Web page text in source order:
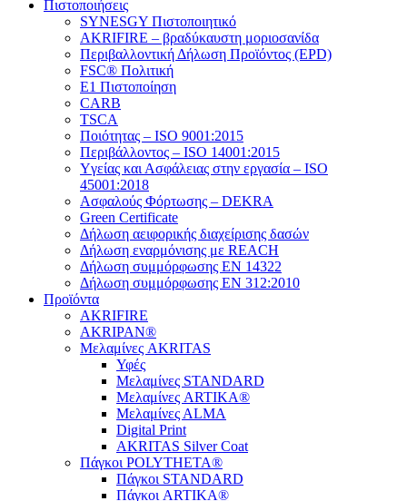
Πιστοποιήσεις
SYNESGY Πιστοποιητικό
AKRIFIRE – βραδύκαυστη μοριοσανίδα
Περιβαλλοντική Δήλωση Προϊόντος (EPD)
FSC® Πολιτική
E1 Πιστοποίηση
CARB
TSCA
Πoιότητας – ISO 9001:2015
Περιβάλλοντος – ISO 14001:2015
Yγείας και Ασφάλειας στην εργασία – ISO
45001:2018
Ασφαλούς Φόρτωσης – DEKRA
Green Certificate
Δήλωση αειφορικής διαχείρισης δασών
Δήλωση εναρμόνισης με REACH
Δήλωση συμμόρφωσης EN 14322
Δήλωση συμμόρφωσης EN 312:2010
Προϊόντα
AKRIFIRE
AKRIPAN®
Μελαμίνες AKRITAS
Υφές
Μελαμίνες STANDARD
Μελαμίνες ARTIKA®
Μελαμίνες ΑLMA
Digital Print
AKRITAS Silver Coat
Πάγκοι POLYTHETA®
Πάγκοι STANDARD
Πάγκοι ARTIKA®